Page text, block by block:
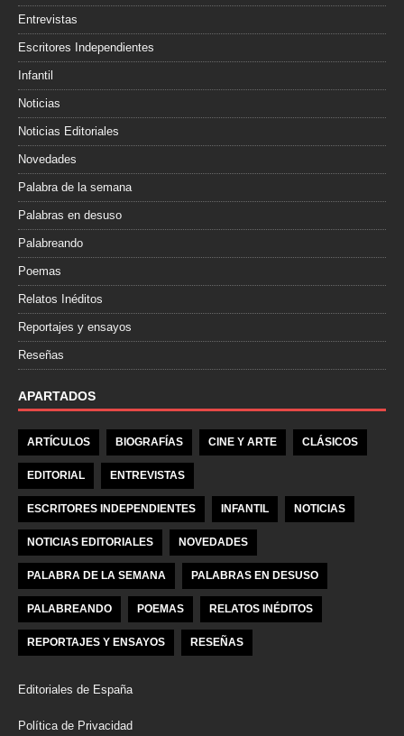
Entrevistas
Escritores Independientes
Infantil
Noticias
Noticias Editoriales
Novedades
Palabra de la semana
Palabras en desuso
Palabreando
Poemas
Relatos Inéditos
Reportajes y ensayos
Reseñas
APARTADOS
ARTÍCULOS BIOGRAFÍAS CINE Y ARTE CLÁSICOS
EDITORIAL ENTREVISTAS
ESCRITORES INDEPENDIENTES INFANTIL NOTICIAS
NOTICIAS EDITORIALES NOVEDADES
PALABRA DE LA SEMANA PALABRAS EN DESUSO
PALABREANDO POEMAS RELATOS INÉDITOS
REPORTAJES Y ENSAYOS RESEÑAS
Editoriales de España
Política de Privacidad